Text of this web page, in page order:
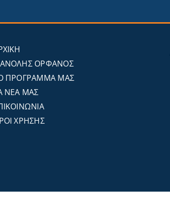
ΟΡΦΑΝΟΣ
ΠΡΟΓΡΑΜΜΑ ΜΑΣ
ΝΕΑ ΜΑΣ
ΧΡΗΣΗΣ